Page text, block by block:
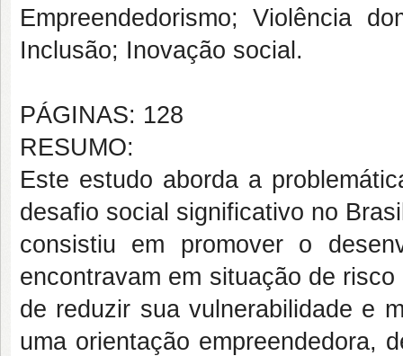
Empreendedorismo; Violência
Inclusão; Inovação social.
PÁGINAS: 128
RESUMO:
Este estudo aborda a
desafio social significativo no
consistiu em promover o
encontravam em situação de
de reduzir sua vulnerabilidade e
uma orientação empreendedora,